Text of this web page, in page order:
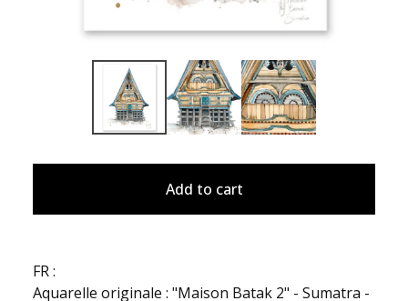
Add to cart
FR :
Aquarelle originale : "Maison Batak 2" - Sumatra -